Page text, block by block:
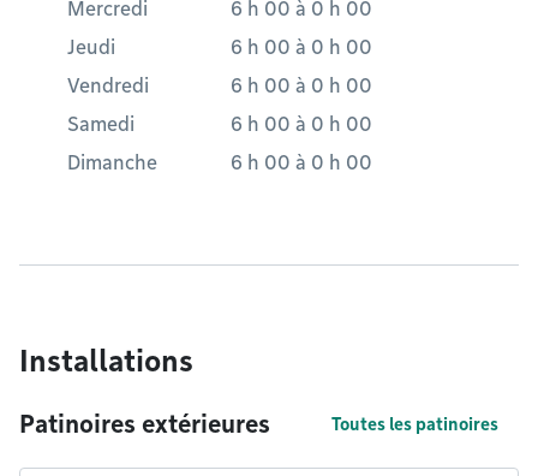
Mercredi
6 h 00 à 0 h 00
Jeudi
6 h 00 à 0 h 00
Vendredi
6 h 00 à 0 h 00
Samedi
6 h 00 à 0 h 00
Dimanche
6 h 00 à 0 h 00
Installations
Patinoires extérieures Toutes les patinoires